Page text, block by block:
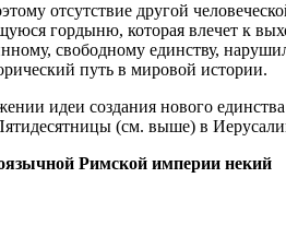
отсутствие другой
гордыню, которая влечет к
свободному единству,
путь в мировой истории.
идеи создания нового
(см. выше) в
Римской империи некий